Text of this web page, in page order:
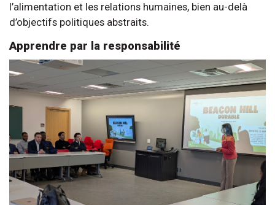
l’alimentation et les relations humaines, bien au-delà
d’objectifs politiques abstraits.
Apprendre par la responsabilité